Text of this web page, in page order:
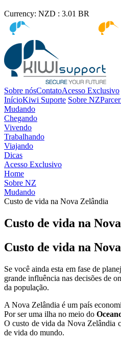
Currency: NZD : 3.01 BR
Sobre nósContatoAcesso Exclusivo
InícioKiwi Suporte Sobre NZ
Mudando
Chegando
Vivendo
Trabalhando
Viajando
Dicas
Acesso Exclusivo
Home
Sobre NZ
Mudando
Custo de vida na Nova Zelândia
Custo de vida na
Custo de vida na
Se você ainda esta em fase de
grande influência nas decisões de
da população.
A Nova Zelândia é um país
Por ser uma ilha no meio do
O custo de vida da Nova Zelândia
de vida do mundo.